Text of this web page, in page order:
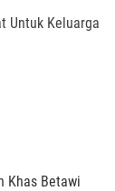
Untuk Keluarga
Khas Betawi